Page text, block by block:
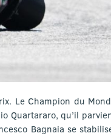
Le Champion du
Quartararo, qu’il
Bagnaia se